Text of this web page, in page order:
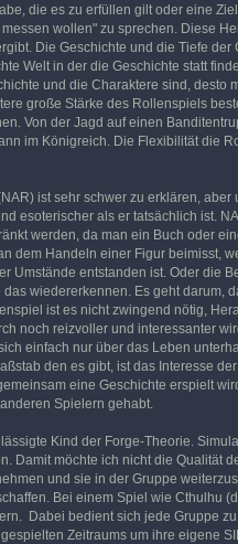
die es zu erfüllen gilt oder eine
wollen" zu sprechen. Diese
Die Geschichte und die Tiefe
Welt in der die Geschichte statt
und die Charaktere sind,
große Stärke des Rollenspiels
Von der Jagd auf einen
im Königreich. Die Flexibilität die
ist sehr schwer zu erklären,
esoterischer als er tatsächlich ist.
werden, da man ein Buch oder
dem Handeln einer Figur beimisst,
Umstände entstanden ist. Oder die
wiedererkennen. Es geht
ist es nicht zwingend nötig,
noch reizvoller und interessanter
einfach nur über das Leben
den es gibt, ist das Interesse
eine Geschichte erspielt
Spielern gehabt.
Kind der Forge-Theorie.
Damit möchte ich nicht die Qualität
und sie in der Gruppe
Bei einem Spiel wie Cthulhu
Dabei bedient sich jede Gruppe
Zeitraums um ihre eigene